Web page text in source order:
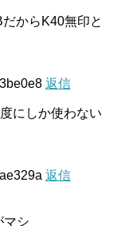
からK40無印と
返信
にしか使わない
返信
マシ